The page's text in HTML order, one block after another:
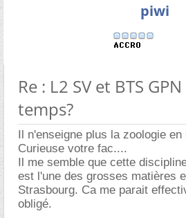
piwi
Re : L2 SV et BTS
temps?
Il n'enseigne plus la zoologie
Curieuse votre fac....
Il me semble que cette
est l'une des grosses matières
Strasbourg. Ca me parait
obligé.